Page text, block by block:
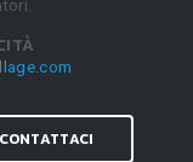
CONTATTACI